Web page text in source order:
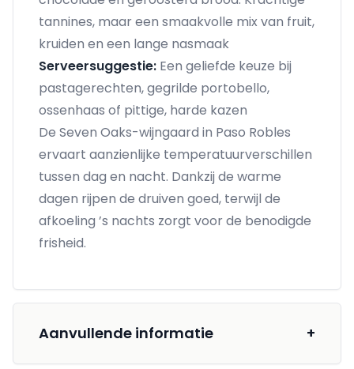
tannines, maar een smaakvolle mix van fruit,
kruiden en een lange nasmaak
Serveersuggestie: Een geliefde keuze bij
pastagerechten, gegrilde portobello,
ossenhaas of pittige, harde kazen
De Seven Oaks-wijngaard in Paso Robles
ervaart aanzienlijke temperatuurverschillen
tussen dag en nacht. Dankzij de warme
dagen rijpen de druiven goed, terwijl de
afkoeling ’s nachts zorgt voor de benodigde
frisheid.
Aanvullende informatie +